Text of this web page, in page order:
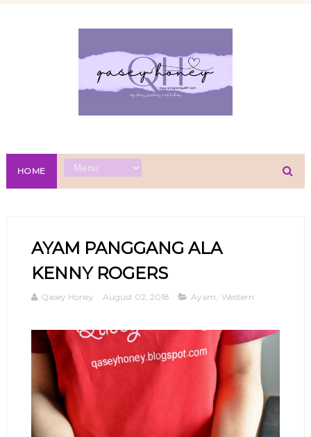
HOME
AYAM PANGGANG ALA
KENNY ROGERS
Qasey Honey August 02, 2018 Ayam Western